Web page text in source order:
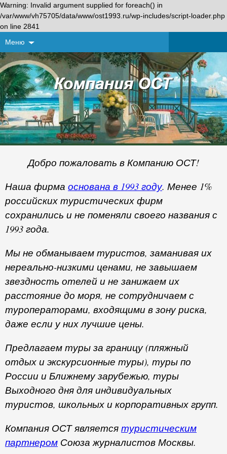
Warning: Invalid argument supplied for foreach() in
/var/www/vh75705/data/www/ost1993.ru/wp-includes/script-loader.php
on line 2841
Меню
Добро пожаловать в Компанию ОСТ!
Наша фирма основана в 1993 году. Менее 1%
российских туристических фирм
сохранились и не поменяли своего названия с
1993 года.
Мы не обманываем туристов, заманивая их
нереально-низкими ценами, не завышаем
звездность отелей и не занижаем их
расстояние до моря, не сотрудничаем с
туроператорами, входящими в зону риска,
даже если у них лучшие цены.
Предлагаем туры за границу (пляжный
отдых и экскурсионные туры), туры по
России и Ближнему зарубежью, туры
Выходного дня для индивидуальных
туристов, школьных и корпоративных групп.
Компания ОСТ является туристическим
партнером Союза журналистов Москвы.